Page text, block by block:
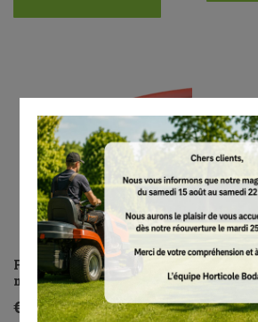
Fil carré, Ø 2,7 mm x 208,0
m
€ 51.00
Fil